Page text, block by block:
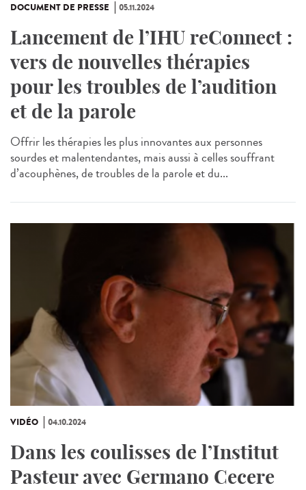
DOCUMENT DE PRESSE 05.11.2024
Lancement de l’IHU reConnect :
vers de nouvelles thérapies
pour les troubles de l’audition
et de la parole
Offrir les thérapies les plus innovantes aux personnes
sourdes et malentendantes, mais aussi à celles souffrant
d’acouphènes, de troubles de la parole et du...
VIDÉO 04.10.2024
Dans les coulisses de l’Institut
Pasteur avec Germano Cecere